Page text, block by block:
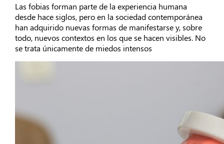
Las fobias forman parte de la experiencia humana
desde hace siglos, pero en la sociedad contemporánea
han adquirido nuevas formas de manifestarse y, sobre
todo, nuevos contextos en los que se hacen visibles. No
se trata únicamente de miedos intensos